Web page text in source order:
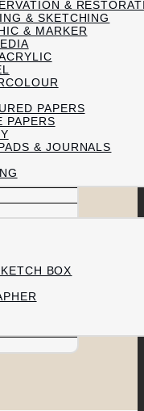
&
& SKETCHING
& MARKER
PAPERS
PAPERS
& JOURNALS
BOX